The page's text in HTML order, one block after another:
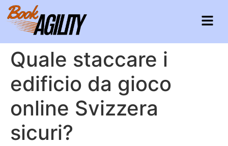
Quale staccare i
edificio da gioco
online Svizzera
sicuri?